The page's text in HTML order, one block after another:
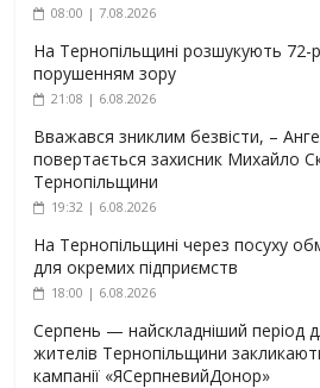
08:00 | 7.08.2026
На Тернопільщині розшукують 72-
порушенням зору
21:08 | 6.08.2026
Вважався зниклим безвісти, –
повертається захисник Михайло
Тернопільщини
19:32 | 6.08.2026
На Тернопільщині через посуху
для окремих підприємств
18:00 | 6.08.2026
Серпень — найскладніший період
жителів Тернопільщини
кампанії «ЯСерпневийДонор»